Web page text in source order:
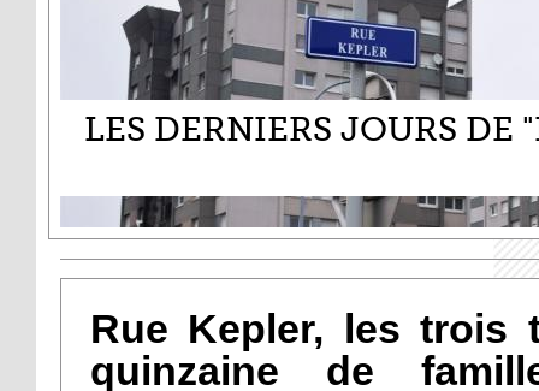
LES DERNIERS JOURS DE
Rue Kepler, les trois
quinzaine de